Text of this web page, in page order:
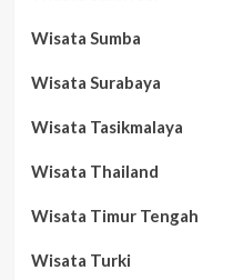
Wisata Sumba
Wisata Surabaya
Wisata Tasikmalaya
Wisata Thailand
Wisata Timur Tengah
Wisata Turki